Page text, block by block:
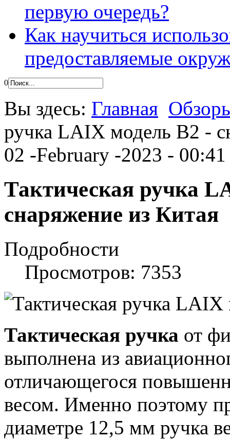
первую очередь?
Как научиться
предоставляемые
0
Вы здесь: Главная
ручка LAIX модель B2 -
02 -February -2023 - 00:41
Тактическая ручка
снаряжение из Китая
Подробности
Просмотров: 7353
Тактическая ручка от
выполнена из
отличающегося
весом. Именно поэтому
диаметре 12,5 мм ручка